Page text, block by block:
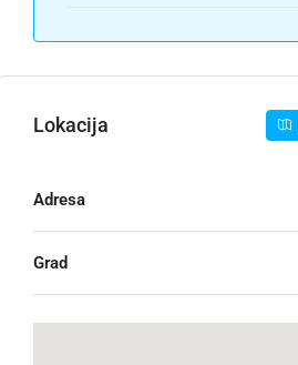
Lokacija
Adresa
Grad